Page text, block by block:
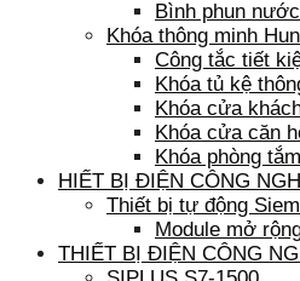
Bình phun
Khóa thông minh
Công tắc tiết
Khóa tủ kệ
Khóa cửa
Khóa cửa căn
Khóa phòng
HIẾT BỊ ĐIỆN CÔNG
Thiết bị tự động
Module mở
THIẾT BỊ ĐIỆN CÔNG